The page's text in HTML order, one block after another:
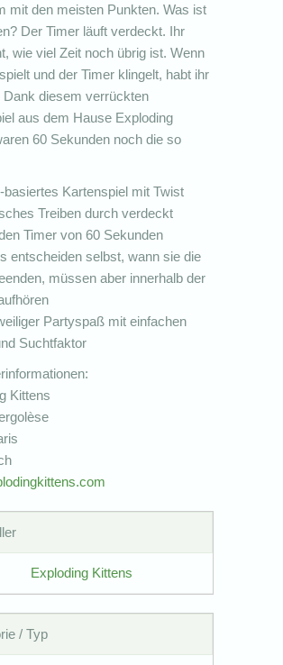
mit den meisten Punkten. Was ist
Der Timer läuft verdeckt. Ihr
wie viel Zeit noch übrig ist. Wenn
und der Timer klingelt, habt ihr
Dank diesem verrückten
aus dem Hause Exploding
60 Sekunden noch die so
basiertes Kartenspiel mit Twist
Treiben durch verdeckt
Timer von 60 Sekunden
entscheiden selbst, wann sie die
müssen aber innerhalb der
Partyspaß mit einfachen
Suchtfaktor
Kittens
Exploding Kittens
/ Typ